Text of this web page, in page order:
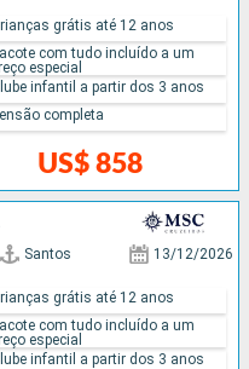
US$ 858
grátis até 12 anos
com tudo incluído a um
especial
infantil a partir dos 3 anos
completa
Santos 13/12/2026
grátis até 12 anos
com tudo incluído a um
especial
infantil a partir dos 3 anos